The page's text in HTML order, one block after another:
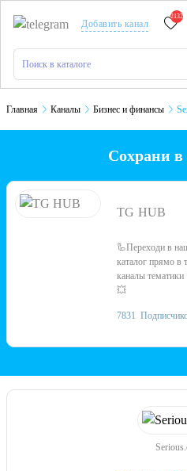
Добавить канал
2132
Главная Каналы Бизнес и финансы
Сохрани в
TG HUB
🦾Переходи в
каталог прямо в
каналы
💥
7831